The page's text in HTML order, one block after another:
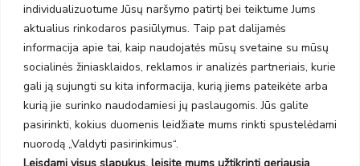
individualizuotume Jūsų naršymo patirtį bei teiktume Jums
aktualius rinkodaros pasiūlymus. Taip pat dalijamės
informacija apie tai, kaip naudojatės mūsų svetaine su mūsų
socialinės žiniasklaidos, reklamos ir analizės partneriais, kurie
gali ją sujungti su kita informacija, kurią jiems pateikėte arba
kurią jie surinko naudodamiesi jų paslaugomis. Jūs galite
pasirinkti, kokius duomenis leidžiate mums rinkti spustelėdami
nuorodą „Valdyti pasirinkimus“.
Leisdami visus slapukus, leisite mums užtikrinti geriausią
NAUJIENLAIŠKIS
Prenumeruokite ir gaukite pasiūlymus, naujienas bei riboto
leidimo kolekcijas.
SIŲSTI